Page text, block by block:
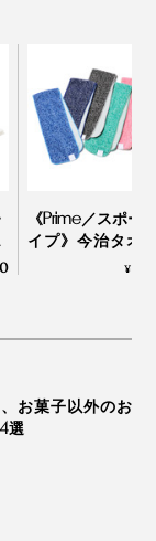
《Prime／スポー
イプ》今治タオ
冷感生地のハイ
¥
お菓子以外のお
選